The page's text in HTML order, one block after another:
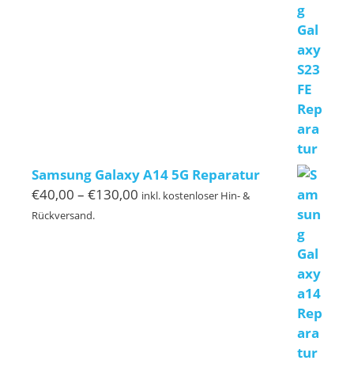
Samsung Galaxy A14 5G Reparatur
€40,00 – €130,00 Preisspanne:
inkl. kostenloser Hin- &
Rückversand.